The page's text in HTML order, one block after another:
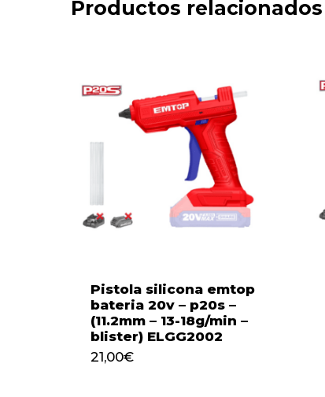
Productos relacionados
Pistola silicona emtop
bateria 20v – p20s –
(11.2mm – 13-18g/min –
blister) ELGG2002
21,00€
21,00€